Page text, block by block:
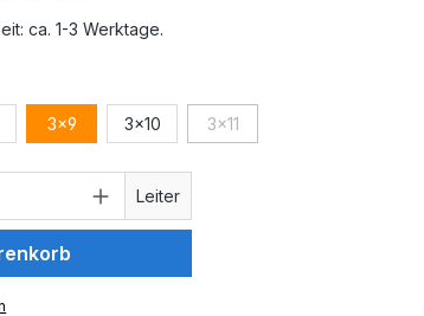
ca. 1-3 Werktage.
3x9 3x10 3x11(Diese Option ist zurzeit
Gib den gewünschten Wert
Leiter